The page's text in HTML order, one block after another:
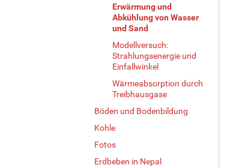
Erwärmung und
Abkühlung von Wasser
und Sand
Modellversuch:
Strahlungsenergie und
Einfallwinkel
Wärmeabsorption durch
Treibhausgase
Böden und Bodenbildung
Kohle
Fotos
Erdbeben in Nepal